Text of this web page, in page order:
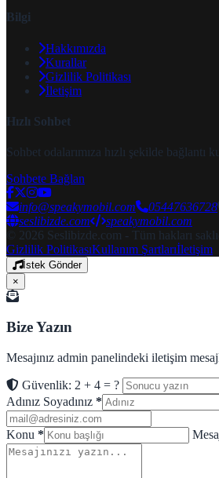
Bilgi
Hakkımızda
Kurallar
Gizlilik Politikası
İletişim
Hızlı Sohbet
Sohbet odalarımıza hızlı şekilde bağlantı
Sohbete Bağlan
info@speakymobil.com 05447636728
seslibizde.com
speakymobil.com
© 2026 Seslibizde.com - Tüm hakları
Gizlilik PolitikasıKullanım Şartlarıİletişim
İstek Gönder
×
Bize Yazın
Mesajınız admin panelindeki iletişim
Güvenlik: 2 + 4 = ?
Adınız Soyadınız *
Konu *